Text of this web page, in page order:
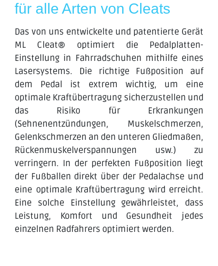
für alle Arten von Cleats
Das von uns entwickelte und patentierte Gerät
ML Cleat® optimiert die Pedalplatten-
Einstellung in Fahrradschuhen mithilfe eines
Lasersystems. Die richtige Fußposition auf
dem Pedal ist extrem wichtig, um eine
optimale Kraftübertragung sicherzustellen und
das Risiko für Erkrankungen
(Sehnenentzündungen, Muskelschmerzen,
Gelenkschmerzen an den unteren Gliedmaßen,
Rückenmuskelverspannungen usw.) zu
verringern. In der perfekten Fußposition liegt
der Fußballen direkt über der Pedalachse und
eine optimale Kraftübertragung wird erreicht.
Eine solche Einstellung gewährleistet, dass
Leistung, Komfort und Gesundheit jedes
einzelnen Radfahrers optimiert werden.